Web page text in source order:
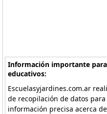
Información importante
educativos:
Escuelasyjardines.com.ar
de recopilación de datos
información precisa acerca